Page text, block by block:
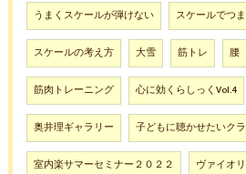
うまくスケールが弾けない スケールでつ
スケールの考え方 大雪 筋トレ 腰
筋肉トレーニング 心に効くらしっくVol.4
奥井理ギャラリー 子どもに聴かせたいク
室内楽サマーセミナー２０２２ ヴァイオ